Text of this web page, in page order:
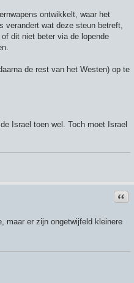
ontwikkelt, waar het
verandert wat deze steun betreft,
dit niet beter via de lopende
de rest van het Westen) op te
Israel toen wel. Toch moet Israel
Citeer
maar er zijn ongetwijfeld kleinere